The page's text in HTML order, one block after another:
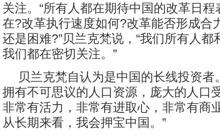
关注。“所有人都在期待中国的改革日
在?改革执行速度如何?改革能否形成合
还是困难?”贝兰克梵说，“我们所有人都
我们都在密切关注。”
贝兰克梵自认为是中国的长线投资者
拥有不可思议的人口资源，庞大的人口
非常有活力，非常有进取心，非常有商
从长期来看，我会押宝中国。”